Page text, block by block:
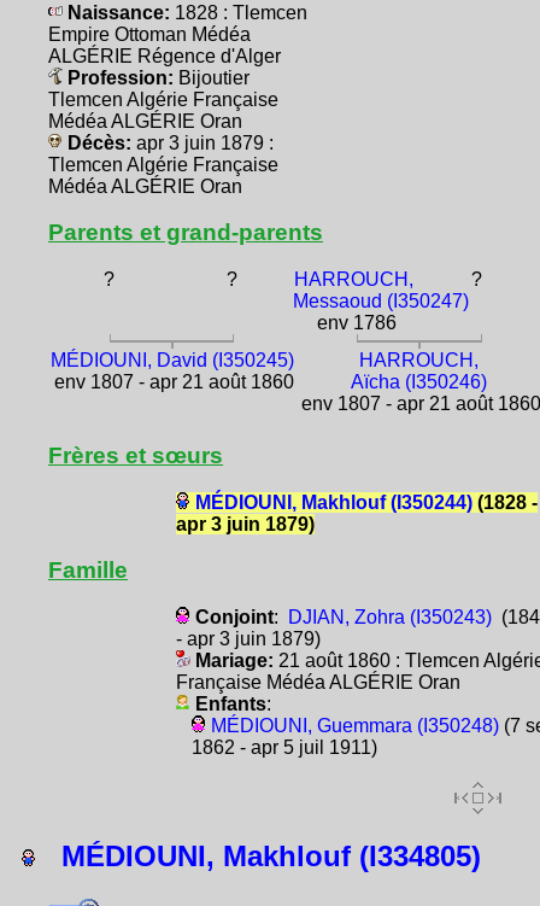
Naissance: 1828 : Tlemcen
Empire Ottoman Médéa
ALGÉRIE Régence d'Alger
Profession: Bijoutier
Tlemcen Algérie Française
Médéa ALGÉRIE Oran
Décès: apr 3 juin 1879 :
Tlemcen Algérie Française
Médéa ALGÉRIE Oran
Parents et grand-parents
? ?
HARROUCH,
Messaoud (I350247)
env 1786
?
MÉDIOUNI, David (I350245)
env 1807 - apr 21 août 1860
HARROUCH,
Aïcha (I350246)
env 1807 - apr 21 août
Frères et sœurs
MÉDIOUNI, Makhlouf (I350244)(1828 -
apr 3 juin 1879)
Famille
Conjoint: DJIAN, Zohra (I350243)
- apr 3 juin 1879)
Mariage: 21 août 1860 : Tlemcen
Française Médéa ALGÉRIE Oran
Enfants:
MÉDIOUNI, Guemmara (I350248)(7
1862 - apr 5 juil 1911)
MÉDIOUNI, Makhlouf (I334805)